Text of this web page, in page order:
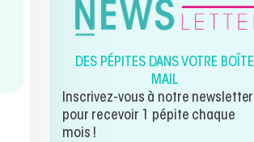
DES PÉPITES DANS VOTRE BOÎTE
MAIL
Inscrivez-vous à notre newsletter
pour recevoir 1 pépite chaque
mois !